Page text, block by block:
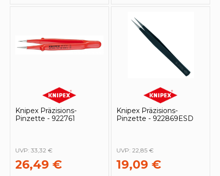
Knipex Präzisions-
Pinzette - 922761
26,49 €
UVP: 33,32 €
Knipex Präzisions-
Pinzette - 922869ESD
19,09 €
UVP: 22,85 €